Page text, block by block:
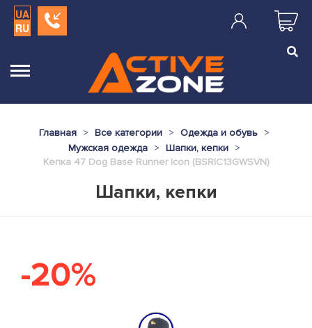
UA
RU
Главная Все категории
Одежда и обувь
Мужская одежда
Шапки, кепки
Кепка 47 Dog Base Runner Icon (BSRIC13GWSVN)
Шапки, кепки
-20%